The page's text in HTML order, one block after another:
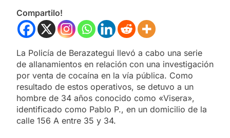
Compartilo!
La Policía de Berazategui llevó a cabo una serie
de allanamientos en relación con una investigación
por venta de cocaína en la vía pública. Como
resultado de estos operativos, se detuvo a un
hombre de 34 años conocido como «Visera»,
identificado como Pablo P., en un domicilio de la
calle 156 A entre 35 y 34.